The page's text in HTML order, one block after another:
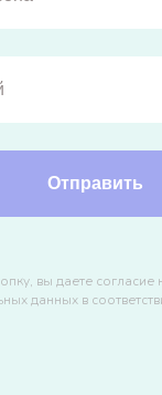
Отправить
вы даете согласие
данных в